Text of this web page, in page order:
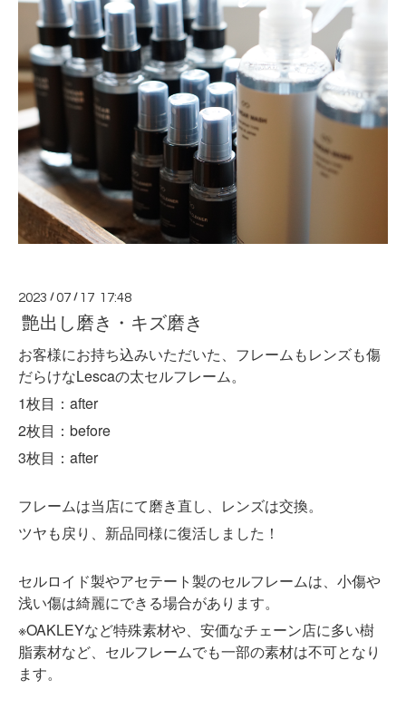
2023 /07 / 17 17:48
艶出し磨き・キズ磨き
お客様にお持ち込みいただいた、フレームもレンズも傷
だらけなLescaの太セルフレーム。
1枚目：after
2枚目： before
3枚目：after
フレームは当店にて磨き直し、レンズは交換。
ツヤも戻り、新品同様に復活しました！
セルロイド製やアセテート製のセルフレームは、小傷や
浅い傷は綺麗にできる場合があります。
※OAKLEYなど特殊素材や、安価なチェーン店に多い樹
脂素材など、セルフレームでも一部の素材は不可となり
ます。